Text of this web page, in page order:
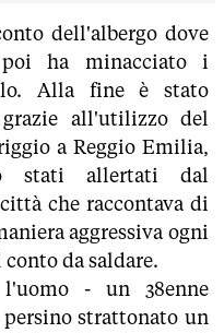
dell'albergo dove
ha minacciato i
Alla fine è stato
all'utilizzo del
a Reggio Emilia,
stati allertati dal
che raccontava di
aggressiva ogni
da saldare.
- un 38enne
persino strattonato un